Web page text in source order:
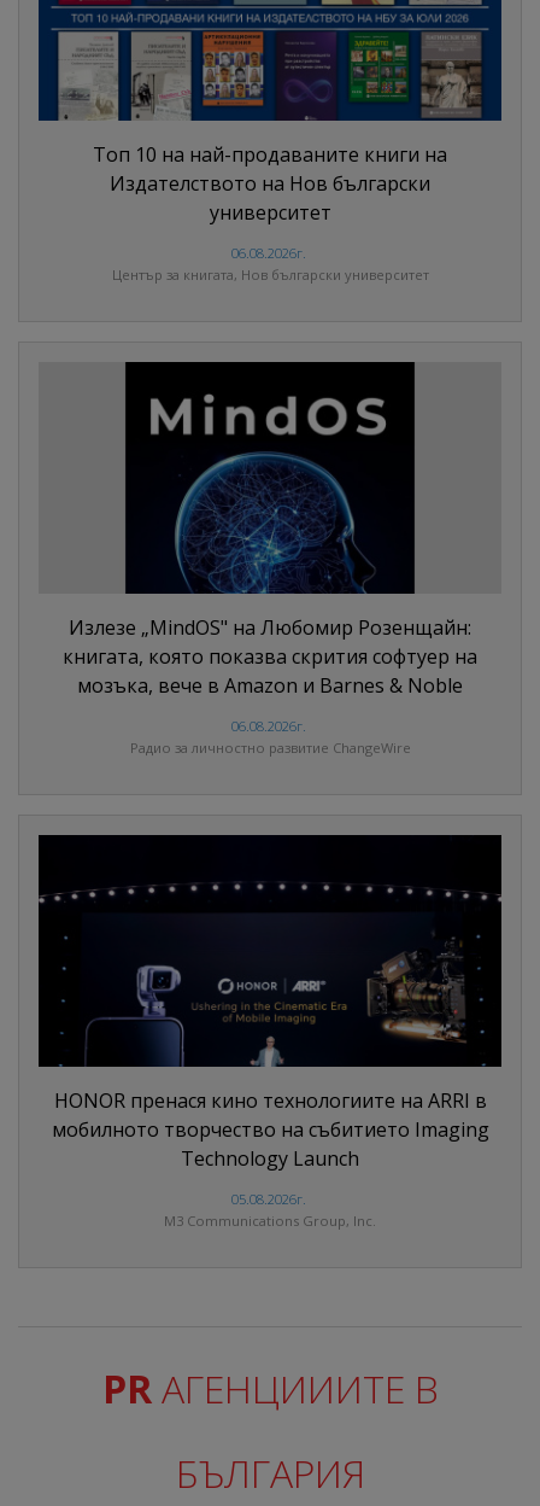
Топ 10 на най-продаваните книги на
Издателството на Нов български
университет
06.08.2026г.
Център за книгата, Нов български университет
Излезе „MindOS" на Любомир Розенщайн:
книгата, която показва скрития софтуер на
мозъка, вече в Amazon и Barnes & Noble
06.08.2026г.
Радио за личностно развитие ChangeWire
HONOR пренася кино технологиите на ARRI в
мобилното творчество на събитието Imaging
Technology Launch
05.08.2026г.
M3 Communications Group, Inc.
PRАГЕНЦИИИТЕ В
БЪЛГАРИЯ